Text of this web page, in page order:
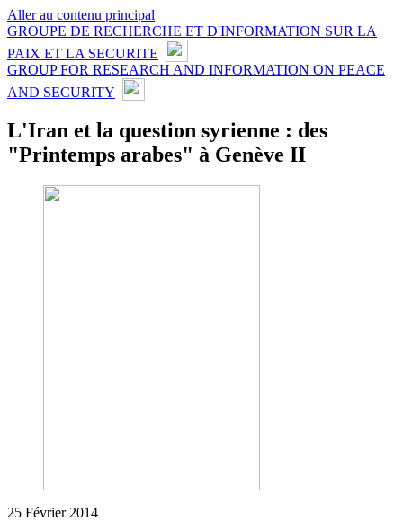
Aller au contenu principal
GROUPE DE RECHERCHE ET D'INFORMATION SUR LA
PAIX ET LA SECURITE
GROUP FOR RESEARCH AND INFORMATION ON PEACE
AND SECURITY
L'Iran et la question syrienne : des
"Printemps arabes" à Genève II
25 Février 2014